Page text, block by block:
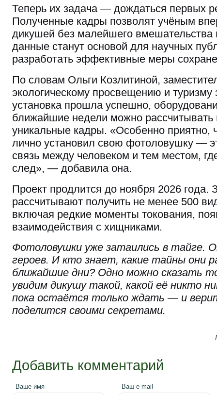
Теперь их задача — дождаться первых
Полученные кадры позволят учёным
дикушей без малейшего вмешательства
данные станут основой для научных
разработать эффективные меры
По словам Ольги Козлитиной,
экологическому просвещению и туризму
установка прошла успешно,
ближайшие недели можно рассчитывать
уникальные кадры. «Особенно приятно,
лично установил свою фотоловушку —
связь между человеком и тем местом,
след», — добавила она.
Проект продлится до ноября 2026 года.
рассчитывают получить не менее 500
включая редкие моменты токования,
взаимодействия с хищниками.
Фотоловушки уже затаились в тайге.
героев. И кто знает, какие тайны они
ближайшие дни? Одно можно сказать
увидим дикушу такой, какой её никто
пока остаётся только ждать — и
поделится своими секретами.
Добавить комментарий
Ваше имя Ваш e-mail